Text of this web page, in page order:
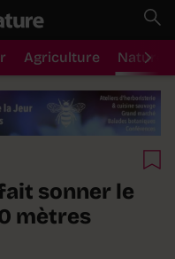
Agriculture Nature
sonner le
mètres